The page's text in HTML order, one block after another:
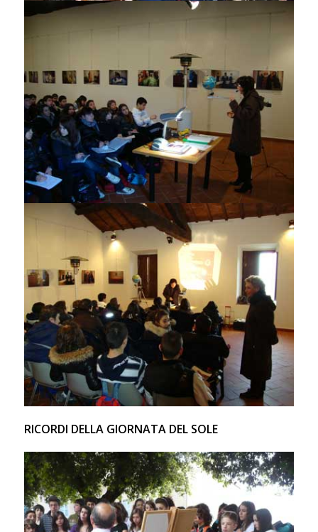
RICORDI DELLA GIORNATA DEL SOLE